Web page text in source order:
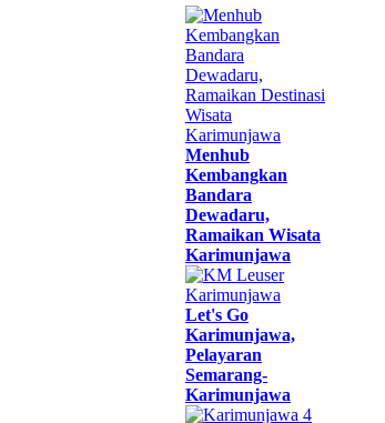
Menhub
Kembangkan
Bandara
Dewadaru,
Ramaikan Wisata
Karimunjawa
Let's Go
Karimunjawa,
Pelayaran
Semarang-
Karimunjawa